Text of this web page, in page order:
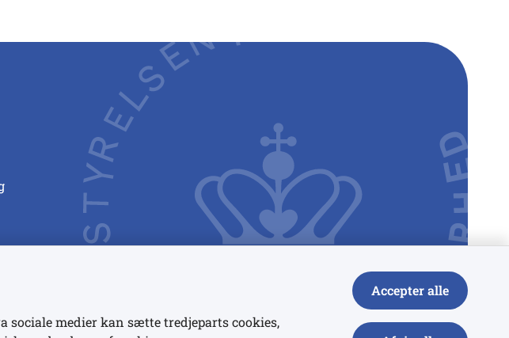
medier kan sætte tredjeparts cookies,
Accepter alle